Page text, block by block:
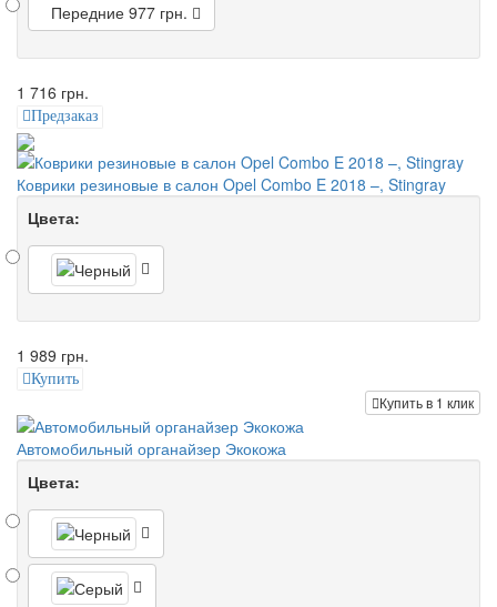
Передние 977 грн.
1 716 грн.
Предзаказ
Коврики резиновые в салон Opel Combo E 2018 –, Stingray
Цвета:
1 989 грн.
Купить
Купить в 1 клик
Автомобильный органайзер Экокожа
Цвета: